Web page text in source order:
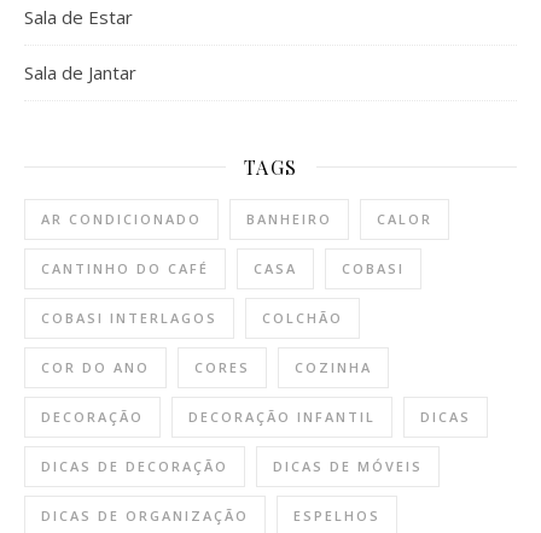
Sala de Estar
Sala de Jantar
TAGS
AR CONDICIONADO BANHEIRO CALOR
CANTINHO DO CAFÉ CASA COBASI
COBASI INTERLAGOS COLCHÃO
COR DO ANO CORES COZINHA
DECORAÇÃO DECORAÇÃO INFANTIL DICAS
DICAS DE DECORAÇÃO DICAS DE MÓVEIS
DICAS DE ORGANIZAÇÃO ESPELHOS